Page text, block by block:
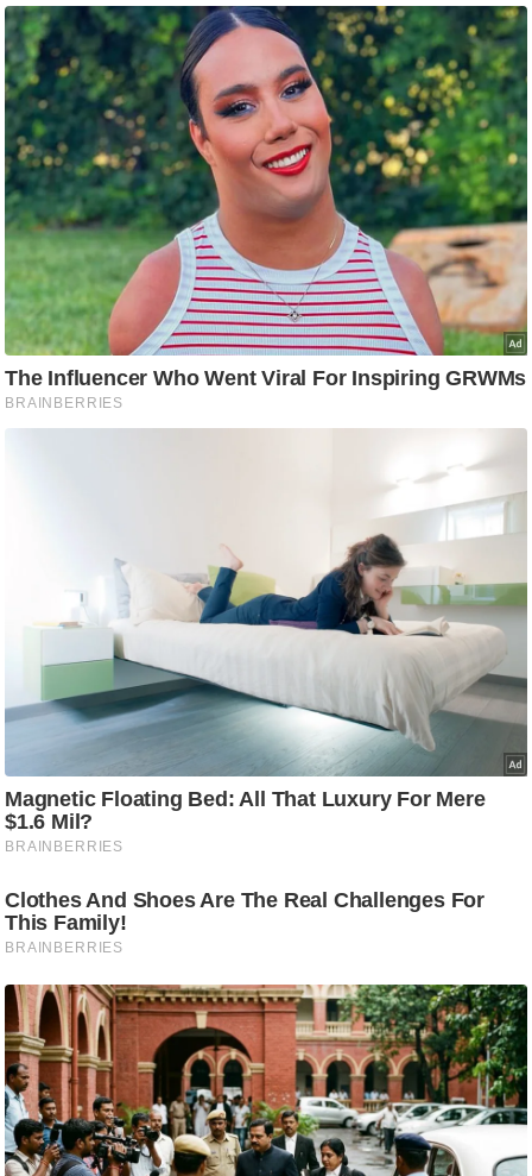
g
N
e
w
s
ला
इ
फ
स्टा
इ
ल
टे
क्नॉ
लॉ
रे
नु
स्खे
प
ट
न
ल
फि
ट
ने
स
मं